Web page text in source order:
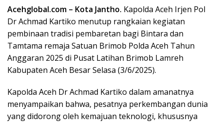
Acehglobal.com – Kota Jantho. Kapolda Aceh Irjen Pol
Dr Achmad Kartiko menutup rangkaian kegiatan
pembinaan tradisi pembaretan bagi Bintara dan
Tamtama remaja Satuan Brimob Polda Aceh Tahun
Anggaran 2025 di Pusat Latihan Brimob Lamreh
Kabupaten Aceh Besar Selasa (3/6/2025).
Kapolda Aceh Dr Achmad Kartiko dalam amanatnya
menyampaikan bahwa, pesatnya perkembangan dunia
yang didorong oleh kemajuan teknologi, khususnya